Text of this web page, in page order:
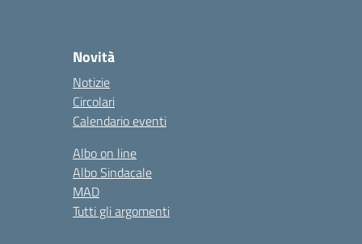
Novità
Notizie
Circolari
Calendario eventi
Albo on line
Albo Sindacale
MAD
Tutti gli argomenti